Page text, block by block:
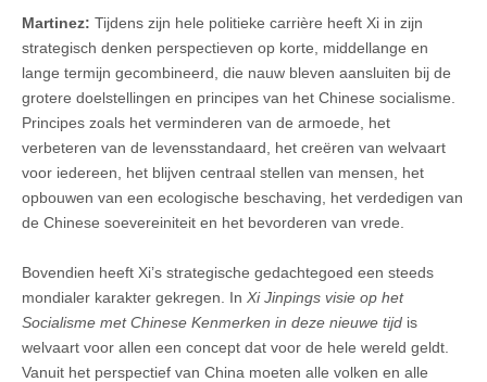
Martinez: Tijdens zijn hele politieke carrière heeft Xi in zijn
strategisch denken perspectieven op korte, middellange en
lange termijn gecombineerd, die nauw bleven aansluiten bij de
grotere doelstellingen en principes van het Chinese socialisme.
Principes zoals het verminderen van de armoede, het
verbeteren van de levensstandaard, het creëren van welvaart
voor iedereen, het blijven centraal stellen van mensen, het
opbouwen van een ecologische beschaving, het verdedigen van
de Chinese soevereiniteit en het bevorderen van vrede.
Bovendien heeft Xi’s strategische gedachtegoed een steeds
mondialer karakter gekregen. In Xi Jinpings visie op het
Socialisme met Chinese Kenmerken in deze nieuwe tijd is
welvaart voor allen een concept dat voor de hele wereld geldt.
Vanuit het perspectief van China moeten alle volken en alle